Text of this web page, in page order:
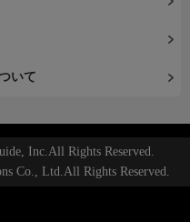
いて
Inc.All Rights Reserved.
Co., Ltd.All Rights Reserved.